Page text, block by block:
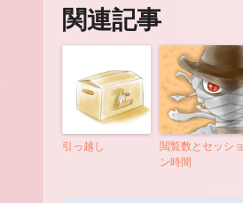
関連記事
引っ越し
閲覧数とセッショ
ン時間